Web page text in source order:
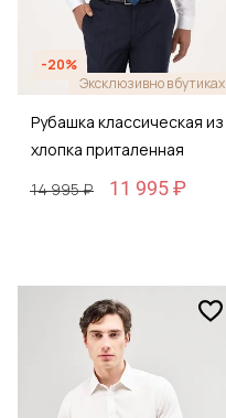
-20%
Эксклюзивно в бутиках
Рубашка классическая из
хлопка приталенная
14 995 ₽
11 995 ₽